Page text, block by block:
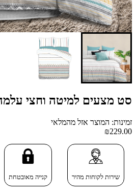
סט מצעים למיטה וחצי עלמה 120/
זמינות: המוצר אזל מהמלאי
₪229.00
שירות לקוחות מהיר קנייה מאובטחת